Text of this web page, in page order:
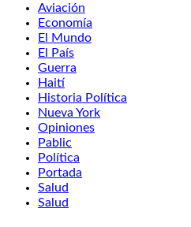
Aviación
Economía
El Mundo
El País
Guerra
Haití
Historia Política
Nueva York
Opiniones
Pablic
Política
Portada
Salud
Salud